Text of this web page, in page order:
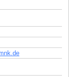
.de